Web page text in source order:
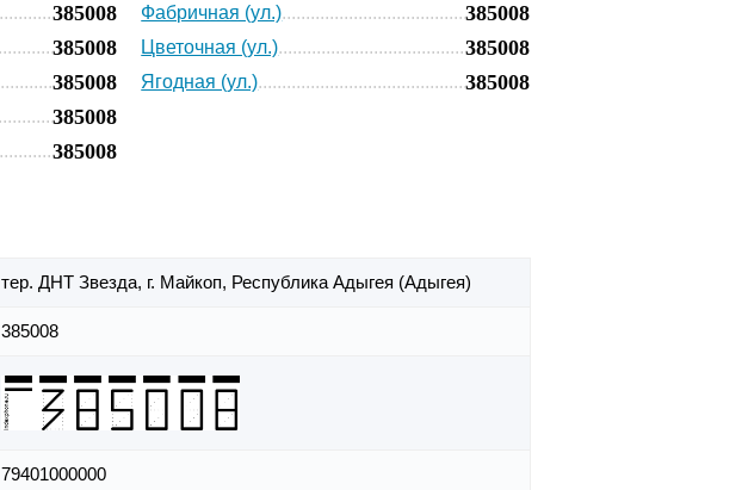
385008
385008
385008
385008
385008
Фабричная (ул.) 385008
Цветочная (ул.) 385008
Ягодная (ул.) 385008
тер. ДНТ Звезда, г. Майкоп, Республика Адыгея (Адыгея)
385008
79401000000